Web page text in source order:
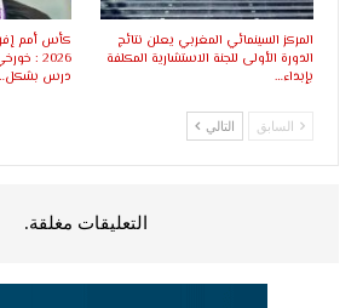
المركز السينمائي المغربي يعلن نتائج
الدورة الأولى للجنة الاستشارية المكلفة
بإبداء…
كأس أمم
2026 :
درس
السابق التالي
التعليقات مغلقة.